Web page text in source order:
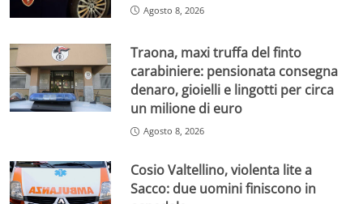
Agosto 8, 2026
Traona, maxi truffa del finto
carabiniere: pensionata consegna
denaro, gioielli e lingotti per circa
un milione di euro
Agosto 8, 2026
Cosio Valtellino, violenta lite a
Sacco: due uomini finiscono in